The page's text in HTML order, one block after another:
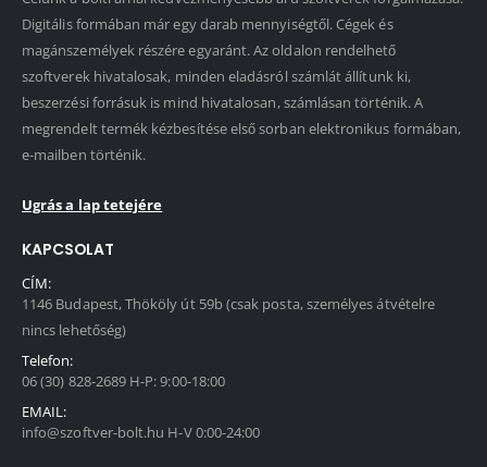
Digitális formában már egy darab mennyiségtől. Cégek és
magánszemélyek részére egyaránt. Az oldalon rendelhető
szoftverek hivatalosak, minden eladásról számlát állítunk ki,
beszerzési forrásuk is mind hivatalosan, számlásan történik. A
megrendelt termék kézbesítése első sorban elektronikus formában,
e-mailben történik.
Ugrás a lap tetejére
KAPCSOLAT
CÍM:
1146 Budapest, Thököly út 59b (csak posta, személyes átvételre
nincs lehetőség)
Telefon:
06 (30) 828-2689 H-P: 9:00-18:00
EMAIL:
info@szoftver-bolt.hu H-V 0:00-24:00